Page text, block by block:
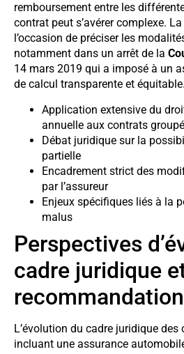
remboursement entre les
contrat peut s’avérer complexe.
l’occasion de préciser les
notamment dans un arrêt de la
14 mars 2019 qui a imposé à un
de calcul transparente et équitable.
Application extensive du
annuelle aux contrats
Débat juridique sur la
partielle
Encadrement strict des
par l’assureur
Enjeux spécifiques liés à la
malus
Perspectives
cadre juridique
L’évolution du cadre juridique
incluant une assurance